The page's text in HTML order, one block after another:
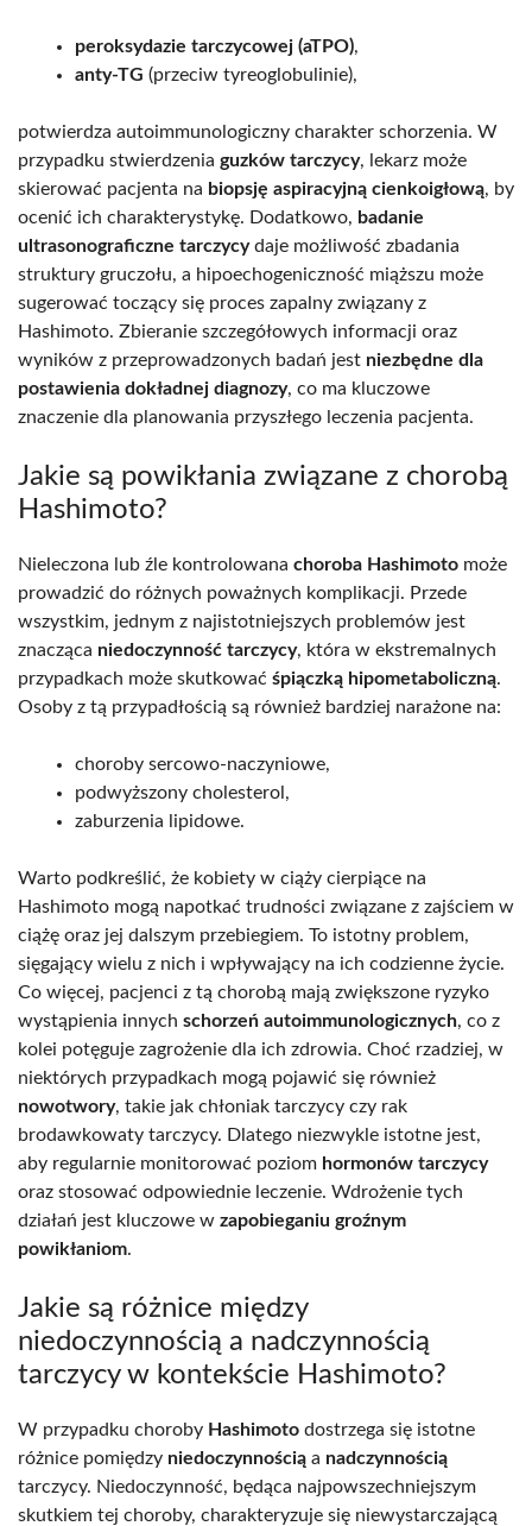
peroksydazie tarczycowej (aTPO),
anty-TG (przeciw tyreoglobulinie),
potwierdza autoimmunologiczny charakter schorzenia. W
przypadku stwierdzenia guzków tarczycy, lekarz może
skierować pacjenta na biopsję aspiracyjną cienkoigłową, by
ocenić ich charakterystykę. Dodatkowo, badanie
ultrasonograficzne tarczycydaje możliwość zbadania
struktury gruczołu, a hipoechogeniczność miąższu może
sugerować toczący się proces zapalny związany z
Hashimoto. Zbieranie szczegółowych informacji oraz
wyników z przeprowadzonych badań jest niezbędne dla
postawienia dokładnej diagnozy, co ma kluczowe
znaczenie dla planowania przyszłego leczenia pacjenta.
Jakie są powikłania związane z chorobą
Hashimoto?
Nieleczona lub źle kontrolowana choroba Hashimoto może
prowadzić do różnych poważnych komplikacji. Przede
wszystkim, jednym z najistotniejszych problemów jest
znacząca niedoczynność tarczycy, która w ekstremalnych
przypadkach może skutkować śpiączką hipometaboliczną.
Osoby z tą przypadłością są również bardziej narażone na:
choroby sercowo-naczyniowe,
podwyższony cholesterol,
zaburzenia lipidowe.
Warto podkreślić, że kobiety w ciąży cierpiące na
Hashimoto mogą napotkać trudności związane z zajściem w
ciążę oraz jej dalszym przebiegiem. To istotny problem,
sięgający wielu z nich i wpływający na ich codzienne życie.
Co więcej, pacjenci z tą chorobą mają zwiększone ryzyko
wystąpienia innych schorzeń autoimmunologicznych, co z
kolei potęguje zagrożenie dla ich zdrowia. Choć rzadziej, w
niektórych przypadkach mogą pojawić się również
nowotwory, takie jak chłoniak tarczycy czy rak
brodawkowaty tarczycy. Dlatego niezwykle istotne jest,
aby regularnie monitorować poziom hormonów tarczycy
oraz stosować odpowiednie leczenie. Wdrożenie tych
działań jest kluczowe w zapobieganiu groźnym
powikłaniom.
Jakie są różnice między
niedoczynnością a nadczynnością
tarczycy w kontekście Hashimoto?
W przypadku choroby Hashimoto dostrzega się istotne
różnice pomiędzy niedoczynnością a nadczynnością
tarczycy. Niedoczynność, będąca najpowszechniejszym
skutkiem tej choroby, charakteryzuje się niewystarczającą